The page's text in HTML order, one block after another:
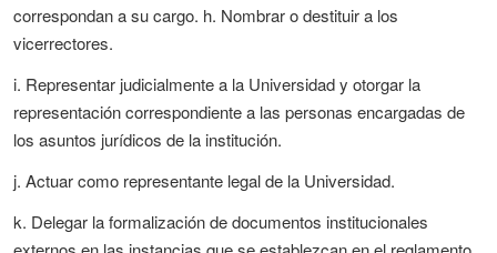
correspondan a su cargo. h. Nombrar o destituir a los
vicerrectores.
i. Representar judicialmente a la Universidad y otorgar la
representación correspondiente a las personas encargadas de
los asuntos jurídicos de la institución.
j. Actuar como representante legal de la Universidad.
k. Delegar la formalización de documentos institucionales